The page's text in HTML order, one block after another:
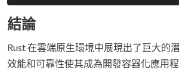
結論
Rust 在雲端原生環境中展現出了巨大的
效能和可靠性使其成為開發容器化應用